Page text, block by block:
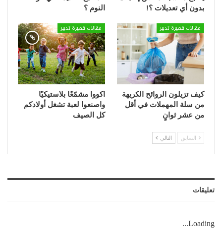
بدون أي تعديلات ؟!
النوم ؟
مقالات قصيرة تدبير
كيف تزيلون الروائح الكريهة
من سلة المهملات في أقل
من عشر ثوانٍ
مقالات قصيرة تدبير
اكووا مشمّعًا بلاستيكيًا
واصنعوا لعبة تشغل أولادكم
كل الصيف
السابق التالي
تعليقات
Loading...